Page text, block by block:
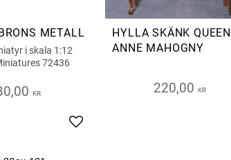
METALL
i skala 1:12
72436
KR
Lägg till i favoriter
HYLLA SKÄNK QUEEN
ANNE MAHOGNY
220,00 KR